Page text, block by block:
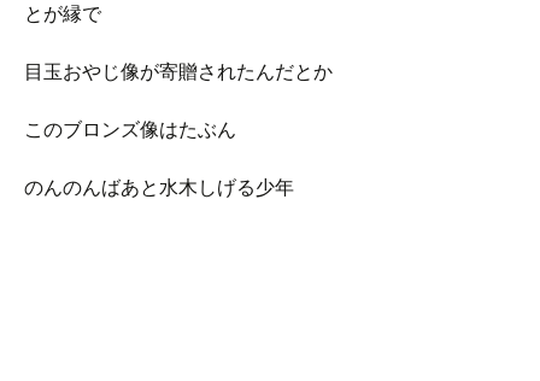
とが縁で
目玉おやじ像が寄贈されたんだとか
このブロンズ像はたぶん
のんのんばあと水木しげる少年